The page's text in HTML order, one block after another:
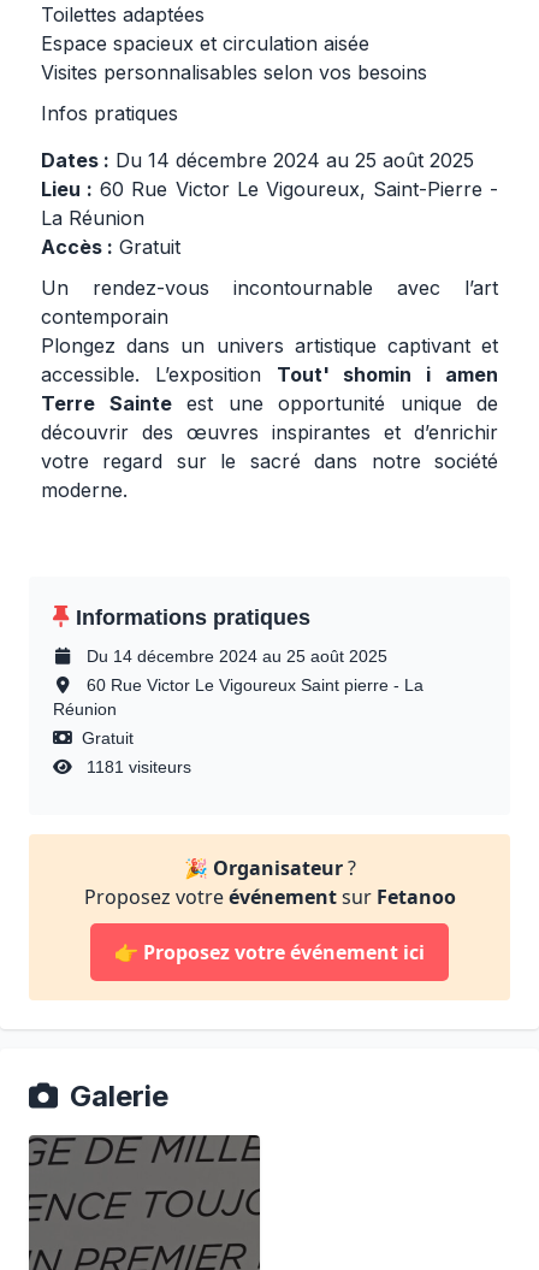
Toilettes adaptées
Espace spacieux et circulation aisée
Visites personnalisables selon vos besoins
Infos pratiques
Dates : Du 14 décembre 2024 au 25 août 2025
Lieu : 60 Rue Victor Le Vigoureux, Saint-Pierre -
La Réunion
Accès : Gratuit
Un rendez-vous incontournable avec l’art
contemporain
Plongez dans un univers artistique captivant et
accessible. L’exposition Tout' shomin i amen
Terre Sainteest une opportunité unique de
découvrir des œuvres inspirantes et d’enrichir
votre regard sur le sacré dans notre société
moderne.
Informations pratiques
Du 14 décembre 2024 au 25 août 2025
60 Rue Victor Le Vigoureux Saint pierre - La
Réunion
Gratuit
1181 visiteurs
🎉 Organisateur?
Proposez votreévénementsur Fetanoo
👉 Proposez votre événement ici
Galerie